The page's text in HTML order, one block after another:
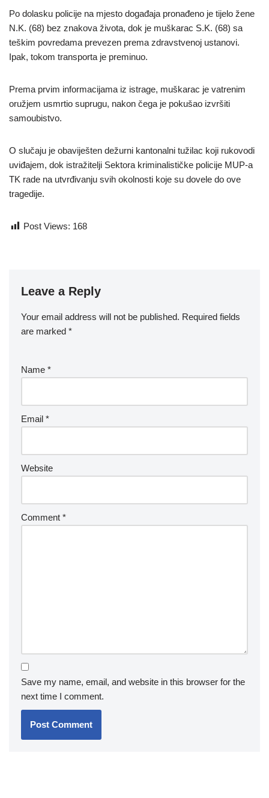
Po dolasku policije na mjesto događaja pronađeno je tijelo žene
N.K. (68) bez znakova života, dok je muškarac S.K. (68) sa
teškim povredama prevezen prema zdravstvenoj ustanovi.
Ipak, tokom transporta je preminuo.
Prema prvim informacijama iz istrage, muškarac je vatrenim
oružjem usmrtio suprugu, nakon čega je pokušao izvršiti
samoubistvo.
O slučaju je obaviješten dežurni kantonalni tužilac koji rukovodi
uviđajem, dok istražitelji Sektora kriminalističke policije MUP-a
TK rade na utvrđivanju svih okolnosti koje su dovele do ove
tragedije.
Post Views: 168
Leave a Reply
Your email address will not be published. Required fields
are marked *
Name *
Email *
Website
Comment *
Save my name, email, and website in this browser for the
next time I comment.